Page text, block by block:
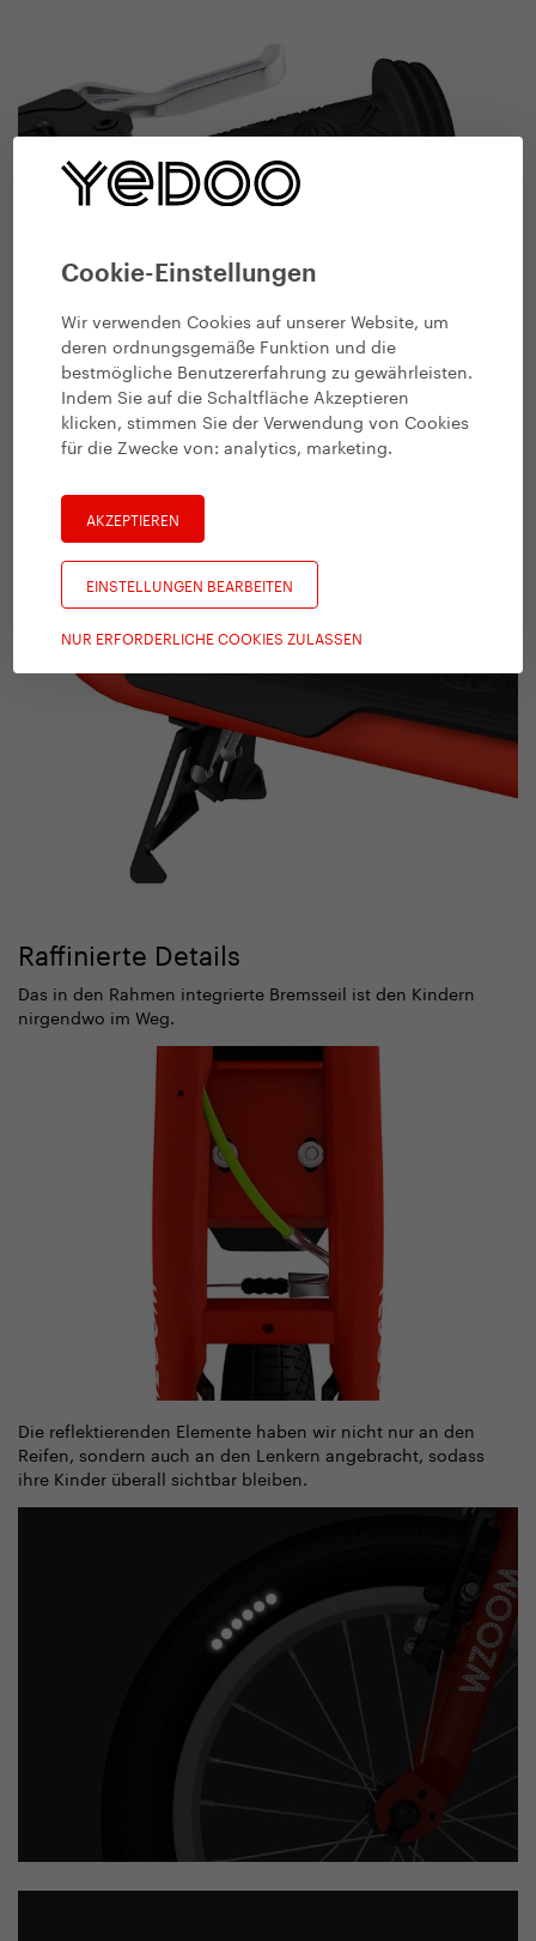
Cookie-Einstellungen
Wir verwenden Cookies auf unserer Website, um
deren ordnungsgemäße Funktion und die
bestmögliche Benutzererfahrung zu gewährleisten.
Indem Sie auf die Schaltfläche Akzeptieren
klicken, stimmen Sie der Verwendung von Cookies
für die Zwecke von:analytics, marketing.
AKZEPTIEREN
EINSTELLUNGEN BEARBEITEN
NUR ERFORDERLICHE COOKIES ZULASSEN
Für gute Parkmöglichkeiten
Der neue originelle Ständer ist vollständig in die
Rahmenkonstruktion integriert und in eingeklappter Position
Rollers im Terrain. Im Stehen ist der Roller dagegen deutlich
Raffinierte Details
Das in den Rahmen integrierte Bremsseil ist den Kindern
nirgendwo im Weg.
Die reflektierenden Elemente haben wir nicht nur an den
Reifen, sondern auch an den Lenkern angebracht, sodass
ihre Kinder überall sichtbar bleiben.